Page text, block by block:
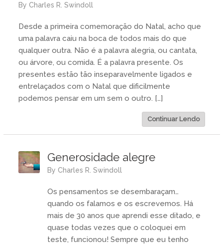
by Charles R. Swindoll
Desde a primeira comemoração do Natal, acho que
uma palavra caiu na boca de todos mais do que
qualquer outra. Não é a palavra alegria, ou cantata,
ou árvore, ou comida. É a palavra presente. Os
presentes estão tão inseparavelmente ligados e
entrelaçados com o Natal que dificilmente
podemos pensar em um sem o outro. […]
Continuar Lendo
Generosidade alegre
by Charles R. Swindoll
Os pensamentos se desembaraçam…
quando os falamos e os escrevemos. Há
mais de 30 anos que aprendi esse ditado, e
quase todas vezes que o coloquei em
teste, funcionou! Sempre que eu tenho